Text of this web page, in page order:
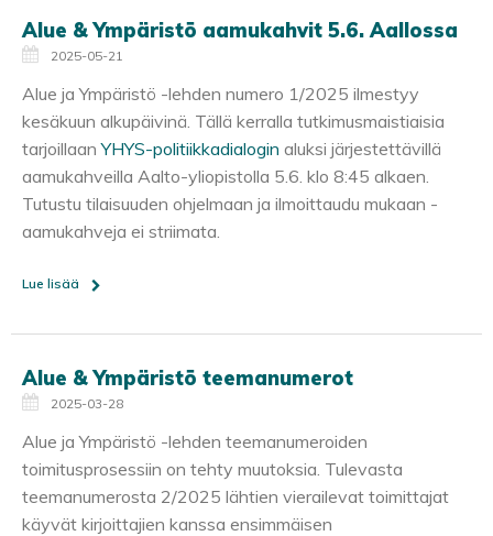
Alue & Ympäristö aamukahvit 5.6. Aallossa
2025-05-21
Alue ja Ympäristö -lehden numero 1/2025 ilmestyy
kesäkuun alkupäivinä. Tällä kerralla tutkimusmaistiaisia
tarjoillaanYHYS-politiikkadialogin aluksi järjestettävillä
aamukahveilla Aalto-yliopistolla 5.6. klo 8:45 alkaen.
Tutustu tilaisuuden ohjelmaan ja ilmoittaudu mukaan -
aamukahveja ei striimata.
Lue lisää
Alue & Ympäristö teemanumerot
2025-03-28
Alue ja Ympäristö -lehden teemanumeroiden
toimitusprosessiin on tehty muutoksia. Tulevasta
teemanumerosta 2/2025 lähtien vierailevat toimittajat
käyvät kirjoittajien kanssa ensimmäisen